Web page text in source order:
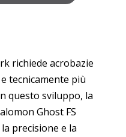
richiede acrobazie
tecnicamente più
questo sviluppo, la
Ghost FS
precisione e la